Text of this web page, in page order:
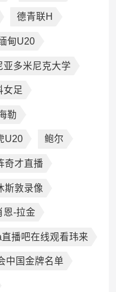
德青联H
甸U20
亚多米尼克大学
女足
勒
U20 鲍尔
奇才直播
斯敦录像
恩-拉金
直播吧在线观看玮来
中国金牌名单